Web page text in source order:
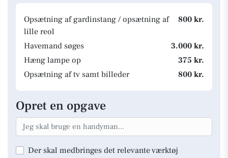
Opsætning af gardinstang / opsætning af
lille reol
800 kr.
Havemand søges
3.000 kr.
Hæng lampe op
375 kr.
Opsætning af tv samt billeder
800 kr.
Opret en opgave
Der skal medbringes det relevante værktøj